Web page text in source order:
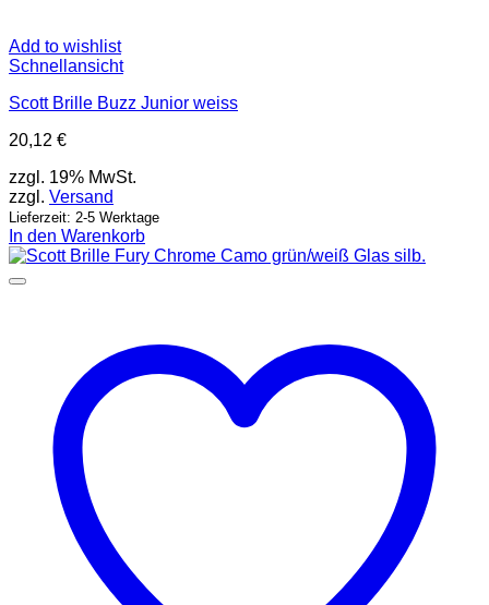
Add to wishlist
Schnellansicht
Scott Brille Buzz Junior weiss
20,12 €
zzgl. 19% MwSt.
zzgl. Versand
Lieferzeit: 2-5 Werktage
In den Warenkorb